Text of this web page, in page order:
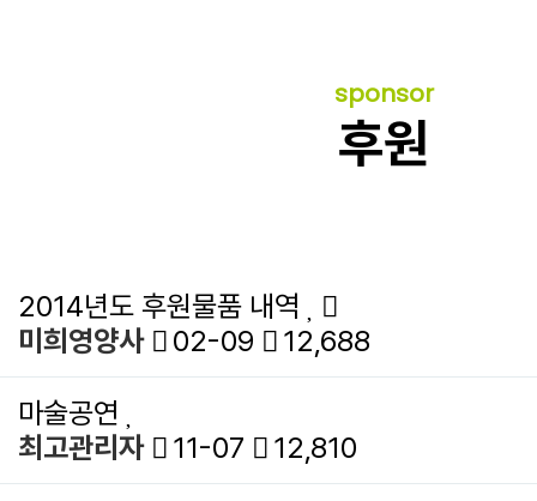
sponsor
후원
2014년도 후원물품 내역
미희영양사
02-09 12,688
마술공연
최고관리자
11-07 12,810